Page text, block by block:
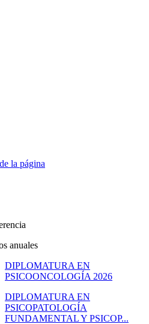
la página
anuales
DIPLOMATURA EN
PSICOONCOLOGÍA 2026
DIPLOMATURA EN
PSICOPATOLOGÍA
FUNDAMENTAL Y PSICOP...